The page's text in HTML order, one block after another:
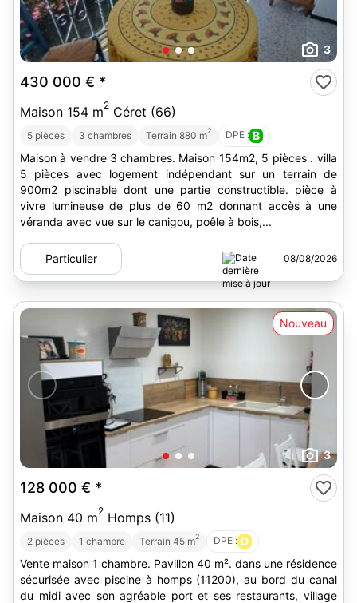
3
430 000 € *
Maison 154 m2 Céret (66)
5 pièces 3 chambres Terrain 880 m2 DPE : B
Maison à vendre 3 chambres. Maison 154m2, 5 pièces . villa
5 pièces avec logement indépendant sur un terrain de
900m2 piscinable dont une partie constructible. pièce à
vivre lumineuse de plus de 60 m2 donnant accès à une
véranda avec vue sur le canigou, poêle à bois,...
Particulier 08/08/2026
Nouveau
3
128 000 € *
Maison 40 m2 Homps (11)
2 pièces 1 chambre Terrain 45 m2 DPE : D
Vente maison 1 chambre. Pavillon 40 m². dans une résidence
sécurisée avec piscine à homps (11200), au bord du canal
du midi avec son agréable port et ses restaurants, village